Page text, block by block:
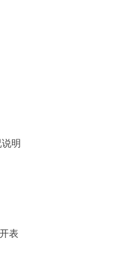
明
表